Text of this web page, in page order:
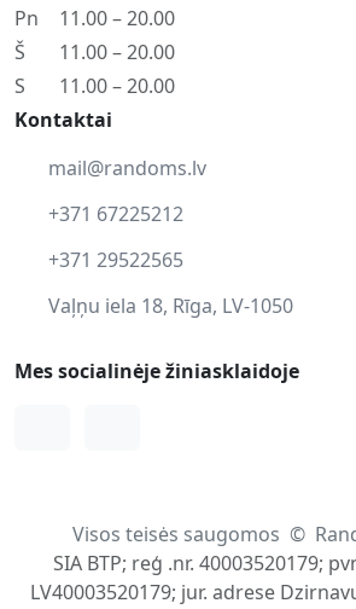
Pn
11.00 – 20.00
Š
11.00 – 20.00
S
11.00 – 20.00
Kontaktai
mail@randoms.lv
+371 67225212
+371 29522565
Vaļņu iela 18, Rīga, LV-1050
Mes socialinėje žiniasklaidoje
Visos teisės saugomos ©
SIA BTP; reģ .nr. 40003520179;
LV40003520179; jur. adrese